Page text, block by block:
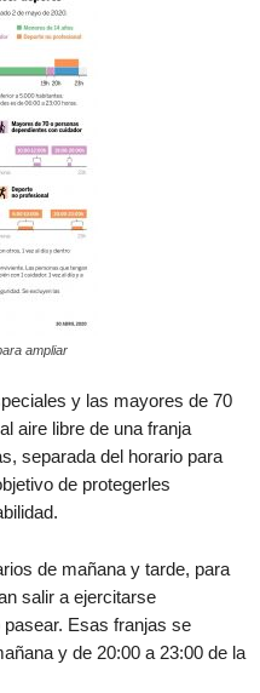
ampliar
y las mayores de 70
aire libre de una franja
separada del horario para
de protegerles
de mañana y tarde, para
salir a ejercitarse
Esas franjas se
y de 20:00 a 23:00 de la